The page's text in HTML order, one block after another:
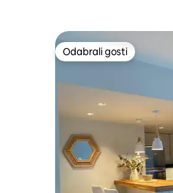
Odabrali gosti
Odabrali gosti